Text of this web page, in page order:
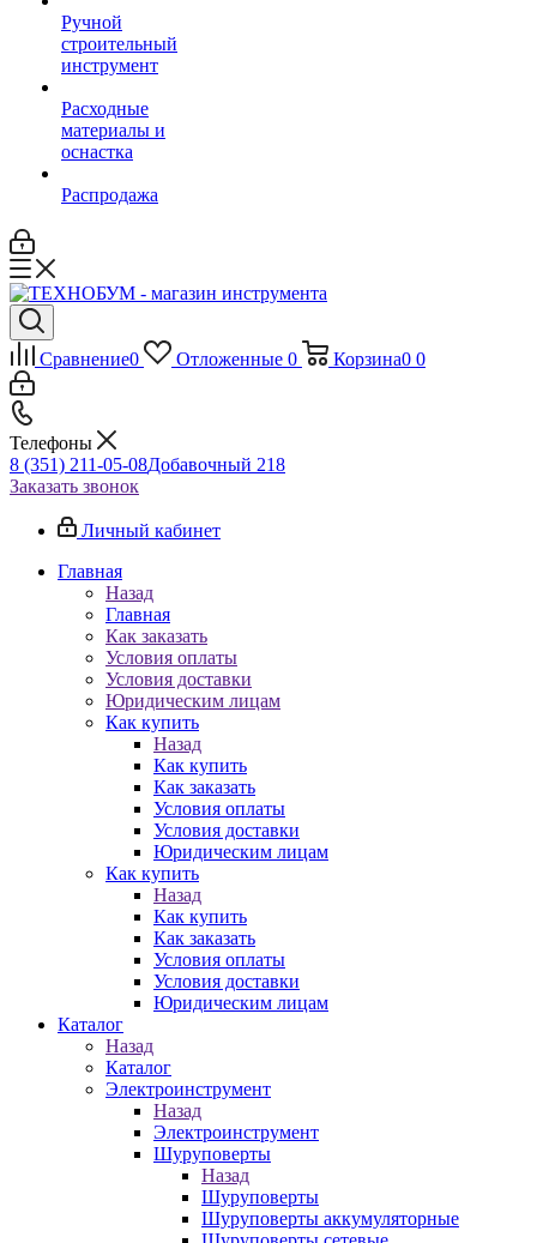
Ручной
строительный
инструмент
Расходные
материалы и
оснастка
Распродажа
Сравнение0 Отложенные 0 Корзина0 0
Телефоны
8 (351) 211-05-08Добавочный 218
Заказать звонок
Личный кабинет
Главная
Назад
Главная
Как заказать
Условия оплаты
Условия доставки
Юридическим лицам
Как купить
Назад
Как купить
Как заказать
Условия оплаты
Условия доставки
Юридическим лицам
Как купить
Назад
Как купить
Как заказать
Условия оплаты
Условия доставки
Юридическим лицам
Каталог
Назад
Каталог
Электроинструмент
Назад
Электроинструмент
Шуруповерты
Назад
Шуруповерты
Шуруповерты аккумуляторные